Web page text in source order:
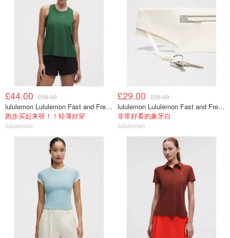
£44.00 £58.00
lululemon Lululemon Fast and Free 女士背心
跑步买起来呀！！轻薄好穿
lululemon
£29.00 £35.00
lululemon Lululemon Fast and Free 跑步腰包
非常好看的象牙白
lululemon